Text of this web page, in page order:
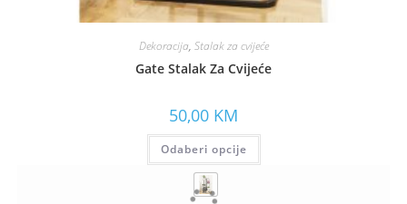
Dekoracija, Stalak za cvijeće
Gate Stalak Za Cvijeće
50,00 KM
Odaberi opcije